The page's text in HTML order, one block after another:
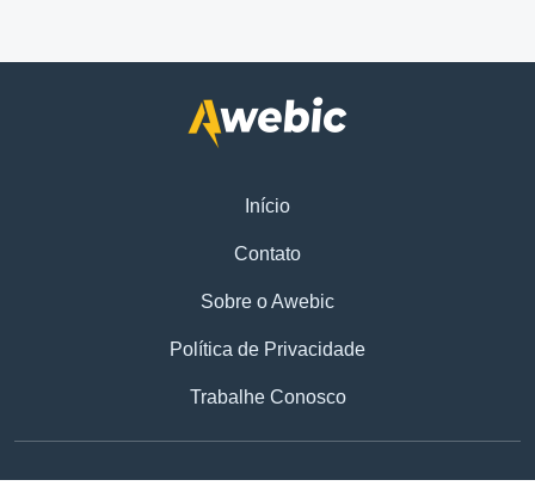
Início
Contato
Sobre o Awebic
Política de Privacidade
Trabalhe Conosco